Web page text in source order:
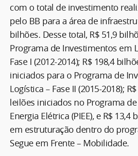
com o total de investimento
pelo BB para a área de
bilhões. Desse total, R$ 51,9
Programa de Investimentos em
Fase I (2012-2014); R$ 198,4
iniciados para o Programa de
Logística – Fase II (2015-2018);
leilões iniciados no Programa
Energia Elétrica (PIEE), e R$
em estruturação dentro do
Segue em Frente – Mobilidade.